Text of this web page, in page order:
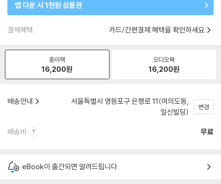
앱 다운 시 1천원 상품권
결제혜택 카드/간편결제 혜택을 확인하세요
종이책
16,200원
오디오북
16,200원
배송안내
서울특별시 영등포구 은행로 11(여의도동,
일신빌딩)
변경
배송비 무료
eBook이 출간되면 알려드립니다.